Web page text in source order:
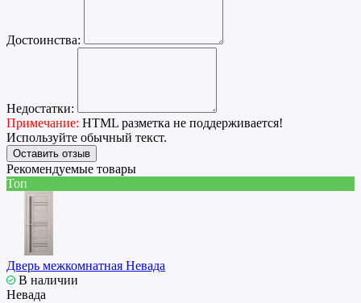
Достоинства:
Недостатки:
Примечание: HTML разметка не поддерживается!
Используйте обычный текст.
Оставить отзыв
Рекомендуемые товары
Топ
Дверь межкомнатная Невада
В наличии
Невада